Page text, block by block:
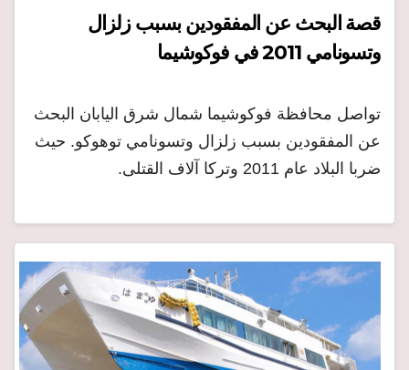
قصة البحث عن المفقودين بسبب زلزال
وتسونامي 2011 في فوكوشيما
تواصل محافظة فوكوشيما شمال شرق اليابان البحث
عن المفقودين بسبب زلزال وتسونامي توهوكو. حيث
ضربا البلاد عام 2011 وتركا آلاف القتلى.